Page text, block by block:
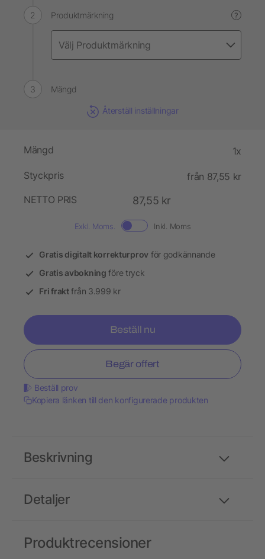
Produktmärkning ?
Mängd
Återställ inställningar
Mängd 1x
Styckpris
från 87,55 kr
NETTO PRIS
87,55 kr
Exkl. Moms. Inkl. Moms
Gratis digitalt korrekturprov för godkännande
Gratis avbokning före tryck
Fri fraktfrån 3.999 kr
Beställ nu
Begär offert
Beställ prov
Kopiera länken till den konfigurerade produkten
Detaljer
Beskrivning
Produktrecensioner